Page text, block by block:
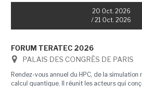
20 Oct. 2026
/ 21 Oct. 2026
FORUM TERATEC 2026
PALAIS DES CONGRÈS DE PARIS
Rendez-vous annuel du HPC, de la
calcul quantique. Il réunit les acteurs qui